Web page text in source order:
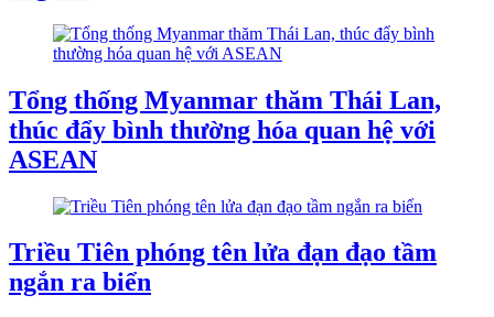
Tổng thống Myanmar thăm Thái Lan,
thúc đẩy bình thường hóa quan hệ với
ASEAN
Triều Tiên phóng tên lửa đạn đạo tầm
ngắn ra biển